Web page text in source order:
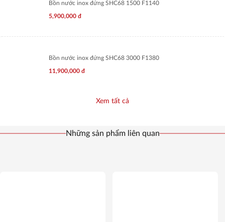
Bồn nước inox đứng SHC68 1500 F1140
5,900,000đ
Bồn nước inox đứng SHC68 3000 F1380
11,900,000đ
Xem tất cả
Những sản phẩm liên quan